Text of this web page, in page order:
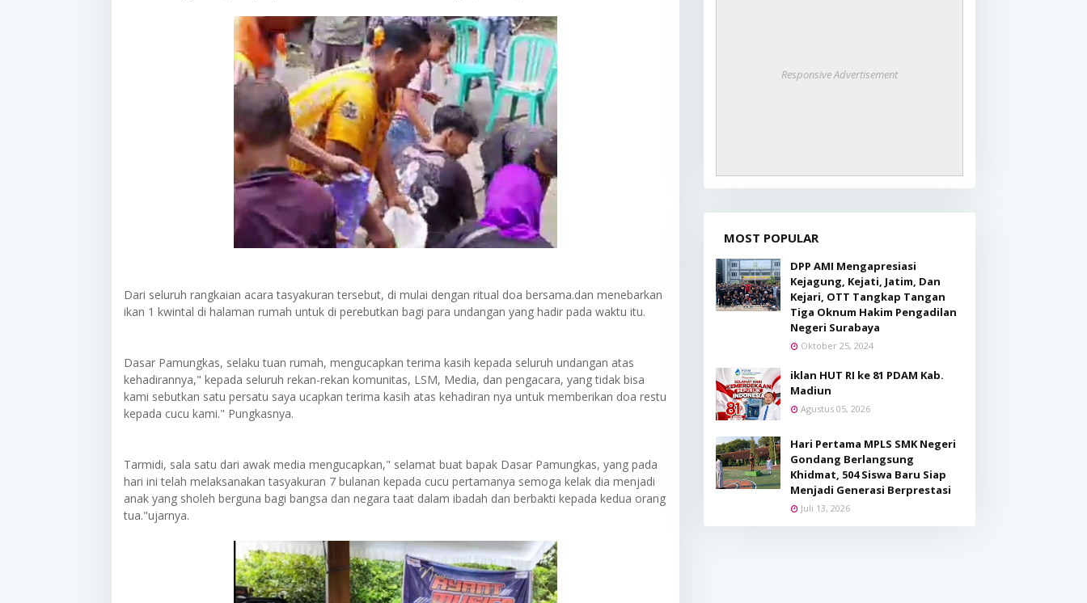
Dari seluruh rangkaian acara tasyakuran tersebut, di mulai dengan ritual doa bersama.dan menebarkan
ikan 1 kwintal di halaman rumah untuk di perebutkan bagi para undangan yang hadir pada waktu itu.
Dasar Pamungkas, selaku tuan rumah, mengucapkan terima kasih kepada seluruh undangan atas
kehadirannya," kepada seluruh rekan-rekan komunitas, LSM, Media, dan pengacara, yang tidak bisa
kami sebutkan satu persatu saya ucapkan terima kasih atas kehadiran nya untuk memberikan doa restu
kepada cucu kami." Pungkasnya.
Tarmidi, sala satu dari awak media mengucapkan," selamat buat bapak Dasar Pamungkas, yang pada
hari ini telah melaksanakan tasyakuran 7 bulanan kepada cucu pertamanya semoga kelak dia menjadi
anak yang sholeh berguna bagi bangsa dan negara taat dalam ibadah dan berbakti kepada kedua orang
tua."ujarnya.
Responsive Advertisement
MOST POPULAR
DPP AMI Mengapresiasi
Kejagung, Kejati, Jatim, Dan
Kejari, OTT Tangkap Tangan
Tiga Oknum Hakim Pengadilan
Negeri Surabaya
Oktober 25, 2024
iklan HUT RI ke 81 PDAM Kab.
Madiun
Agustus 05, 2026
Hari Pertama MPLS SMK Negeri
Gondang Berlangsung
Khidmat, 504 Siswa Baru Siap
Menjadi Generasi Berprestasi
Juli 13, 2026